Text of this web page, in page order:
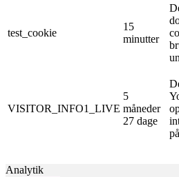
test_cookie
15
minutter
VISITOR_INFO1_LIVE
5
måneder
27 dage
Analytik